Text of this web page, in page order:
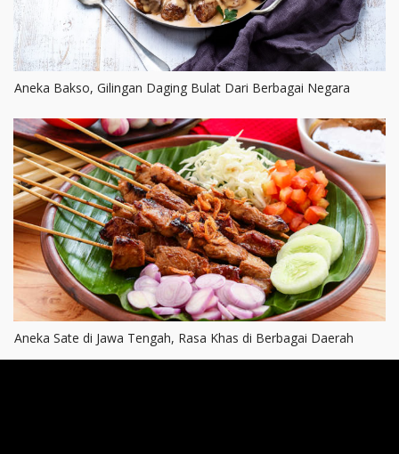
Aneka Bakso, Gilingan Daging Bulat Dari Berbagai Negara
Aneka Sate di Jawa Tengah, Rasa Khas di Berbagai Daerah